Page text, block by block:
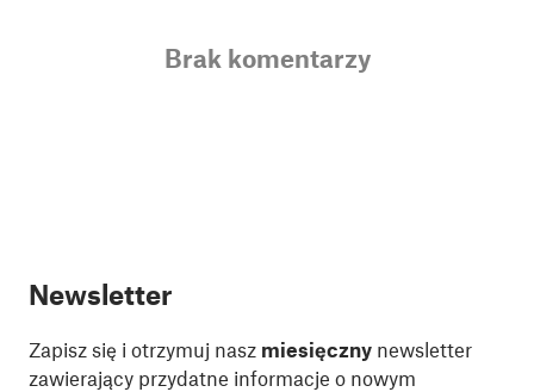
Brak komentarzy
Newsletter
Zapisz się i otrzymuj nasz miesięczny newsletter
zawierający przydatne informacje o nowym